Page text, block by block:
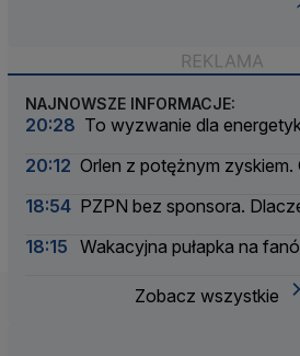
NAJNOWSZE INFORMACJE:
20:28 To wyzwanie dla
20:12 Orlen z potężnym zyskiem.
18:54 PZPN bez sponsora.
18:15 Wakacyjna pułapka na
Zobacz wszystkie